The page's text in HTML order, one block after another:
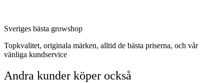
Sveriges bästa growshop
Topkvalitet, originala märken, alltid de bästa priserna, och vår
vänliga kundservice
Andra kunder köper också